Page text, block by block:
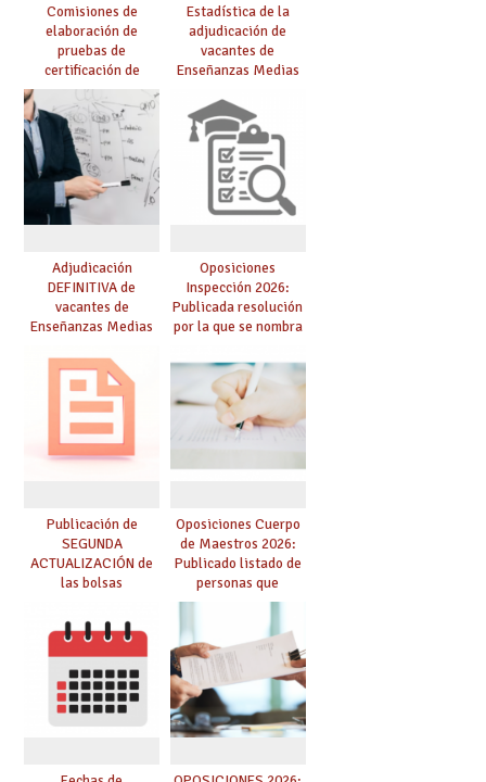
Comisiones de
elaboración de
pruebas de
certificación de
competencia
lingüística: publicada
resolución definitiva
Estadística de la
adjudicación de
vacantes de
Enseñanzas Medias
Adjudicación
DEFINITIVA de
vacantes de
Enseñanzas Medias
Oposiciones
Inspección 2026:
Publicada resolución
por la que se nombra
prácticas, se regulan
dichas prácticas y se
convoca acto público
de adjudicación
Publicación de
SEGUNDA
ACTUALIZACIÓN de
las bolsas
Cuerpo de Maestros
de especialidades
convocadas a
oposición
Oposiciones Cuerpo
de Maestros 2026:
Publicado listado de
personas que
adquieren nueva
especialidad